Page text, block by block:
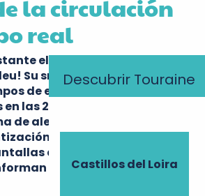
Descubrir Touraine
Castillos del Loira
la circulación
real
el estado de la red en la
Su smartphone muestra en
de espera actualizados
las 29 estaciones de la
de alertas le avisa de
o cambio de servicio.
dinámicas de las
de los próximos